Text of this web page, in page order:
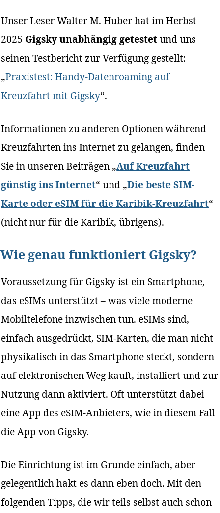
Unser Leser Walter M. Huber hat im Herbst
2025 Gigsky unabhängig getestetund uns
seinen Testbericht zur Verfügung gestellt:
„Praxistest: Handy-Datenroaming auf
Kreuzfahrt mit Gigsky“.
Informationen zu anderen Optionen während
Kreuzfahrten ins Internet zu gelangen, finden
Sie in unseren Beiträgen „Auf Kreuzfahrt
günstig ins Internet“ und „Die beste SIM-
Karte oder eSIM für die Karibik-Kreuzfahrt“
(nicht nur für die Karibik, übrigens).
Wie genau funktioniert Gigsky?
Voraussetzung für Gigsky ist ein Smartphone,
das eSIMs unterstützt – was viele moderne
Mobiltelefone inzwischen tun. eSIMs sind,
einfach ausgedrückt, SIM-Karten, die man nicht
physikalisch in das Smartphone steckt, sondern
auf elektronischen Weg kauft, installiert und zur
Nutzung dann aktiviert. Oft unterstützt dabei
eine App des eSIM-Anbieters, wie in diesem Fall
die App von Gigsky.
Die Einrichtung ist im Grunde einfach, aber
gelegentlich hakt es dann eben doch. Mit den
folgenden Tipps, die wir teils selbst auch schon